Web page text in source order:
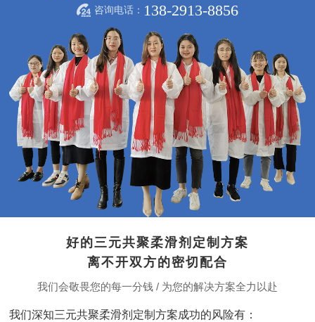
咨询电话： 138-2913-8856
好的三元共聚柔滑剂定制方案
离不开双方的密切配合
我们会敬畏您的每一分钱 / 为您的解决方案全力以赴
我们深知三元共聚柔滑剂定制方案成功的风险有：